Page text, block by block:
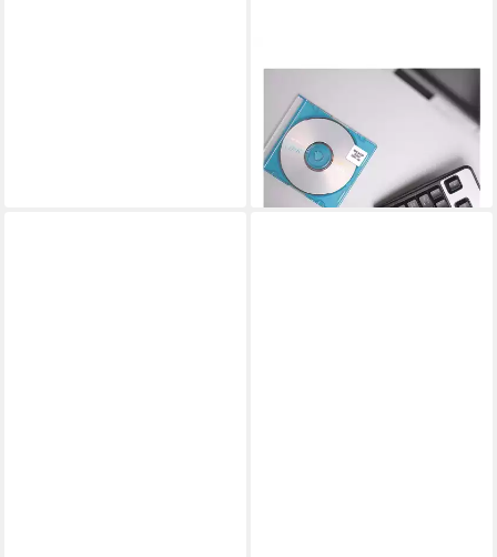
Thermorolle S0929120, 750
Vielzweck-Etiketten ablösbar,
B/L: 25/25 mm
ab 22,89 €
lieferbar - in 2-3 Werktagen bei dir